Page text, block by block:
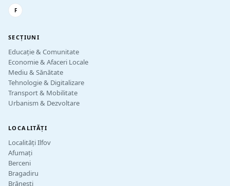
F
SECȚIUNI
Educație & Comunitate
Economie & Afaceri Locale
Mediu & Sănătate
Tehnologie & Digitalizare
Transport & Mobilitate
Urbanism & Dezvoltare
LOCALITĂȚI
Localități Ilfov
Afumați
Berceni
Bragadiru
Brănești